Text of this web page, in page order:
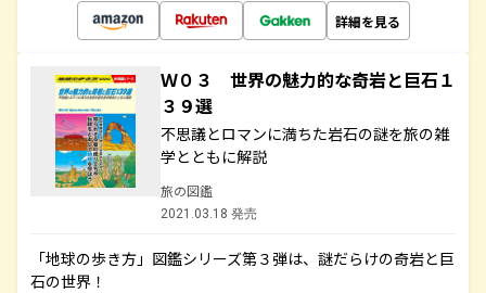
詳細を見る
Ｗ０３ 世界の魅力的な奇岩と巨石１
３９選
不思議とロマンに満ちた岩石の謎を旅の雑
学とともに解説
旅の図鑑
2021.03.18 発売
「地球の歩き方」図鑑シリーズ第３弾は、謎だらけの奇岩と巨
石の世界！